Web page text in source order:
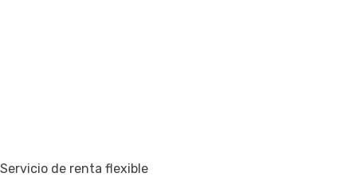
Servicio de renta flexible